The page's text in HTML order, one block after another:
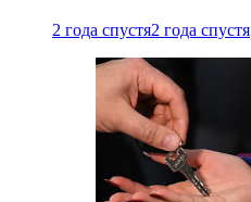
2 года спустя2 года спустя